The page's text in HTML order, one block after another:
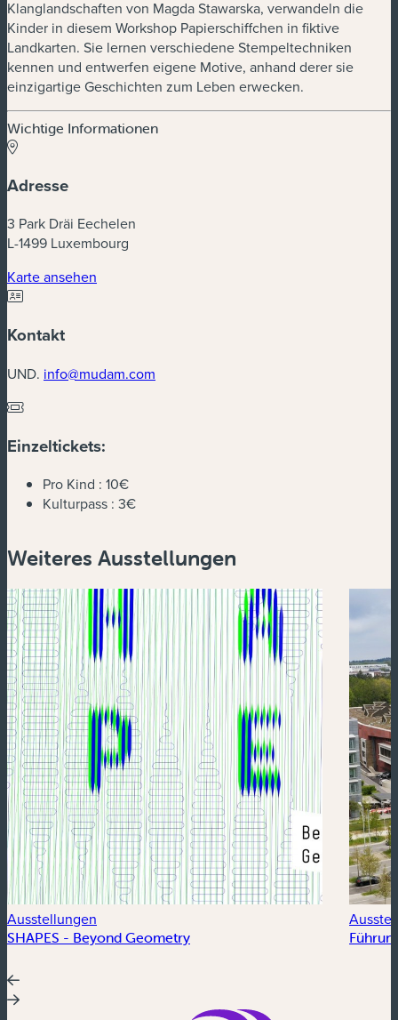
Klanglandschaften von Magda Stawarska, verwandeln die
Kinder in diesem Workshop Papierschiffchen in fiktive
Landkarten. Sie lernen verschiedene Stempeltechniken
kennen und entwerfen eigene Motive, anhand derer sie
einzigartige Geschichten zum Leben erwecken.
Wichtige Informationen
Adresse
3 Park Dräi Eechelen
L-1499 Luxembourg
Karte ansehen
Kontakt
UND. info@mudam.com
Einzeltickets:
Pro Kind : 10€
Kulturpass : 3€
Weiteres Ausstellungen
Ausstellungen
SHAPES - Beyond Geometry